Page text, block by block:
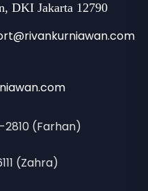
DKI Jakarta 12790
(Farhan)
(Zahra)